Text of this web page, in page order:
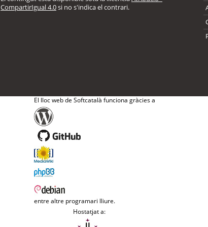
CompartirIgual 4.0si no s'indica el contrari.
El lloc web de Softcatalà funciona gràcies a
entre altre programari lliure.
Hostatjat a: